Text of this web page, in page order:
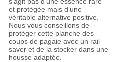
et protégée mais d’une
véritable alternative positive.
Nous vous conseillons de
protéger cette planche des
coups de pagaie avec un rail
saver et de la stocker dans une
housse adaptée.